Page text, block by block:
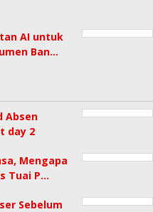
AI untuk
Ban…
Absen
day 2
Mengapa
Tuai P…
Sebelum